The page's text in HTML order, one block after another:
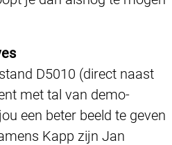
D5010 (direct naast
met tal van demo-
een beter beeld te geven
Kapp zijn Jan